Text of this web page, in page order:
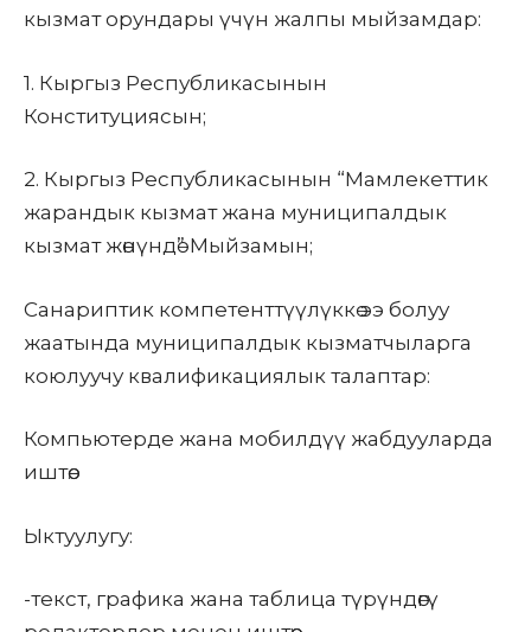
кызмат орундары үчүн жалпы мыйзамдар:
1. Кыргыз Республикасынын
Конституциясын;
2. Кыргыз Республикасынын “Мамлекеттик
жарандык кызмат жана муниципалдык
кызмат жөнүндө” Мыйзамын;
Санариптик компетенттүүлүккө ээ болуу
жаатында муниципалдык кызматчыларга
коюлуучу квалификациялык талаптар:
Компьютерде жана мобилдүү жабдууларда
иштөө.
Ыктуулугу:
-текст, графика жана таблица түрүндөгү